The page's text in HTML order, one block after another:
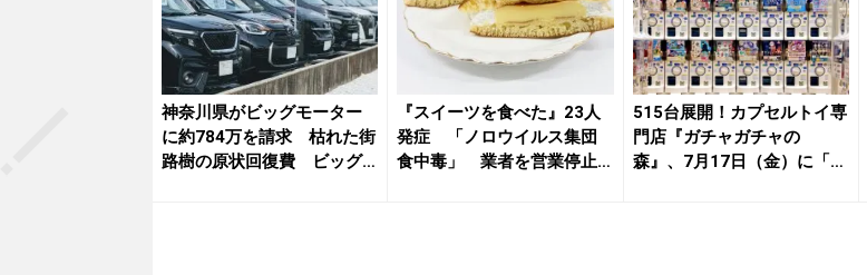
神奈川県がビッグモーター
に約784万を請求 枯れた街
路樹の原状回復費 ビッグ
『スイーツを食べた』23人
発症 「ノロウイルス集団
食中毒」 業者を営業停止
515台展開！カプセルトイ専
門店『ガチャガチャの
森』、7月17日（金）に「ガ